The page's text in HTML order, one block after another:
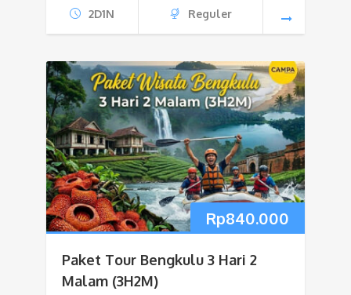
2D1N Reguler
Rp840.000
Paket Tour Bengkulu 3 Hari 2
Malam (3H2M)